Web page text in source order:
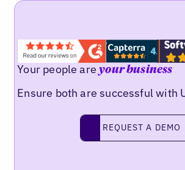
Your people areyour business
Ensure both are successful with
Request a demo
REQUEST A DEMO